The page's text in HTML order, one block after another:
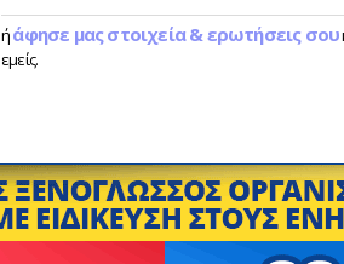
ήάφησε μας στοιχεία & ερωτήσεις σου
εμείς.